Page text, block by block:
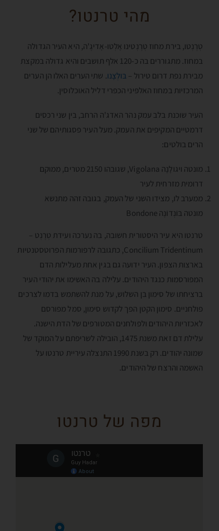
מהי טרנטו?
טְרֶנְטו, בירת מחוז טְרֶנְטינו אָלְטו-אָדיגֶ'ה, היא העיר הגדולה
במחוז. מתגוררים בה כ-120 אלף תושבים והיא גדולה במקצת
מבירת נפת דרום טירול – בּולְצָנו. שתי הערים האלו הן הערים
המרכזיות במחוז האלפּיני הכפרי דליל האוכלוסין.
העיר שוכנת בלב עמק נהר האדג'ה הרחב, בין שני רכסים
דרמטיים המקיפים את העמק. מעל העיר פסגותיהם של שני
הרים בולטים:
מונטה ויגולָנָה Vigolana, שגובהו 2150 מטרים, ממוקם
דרומית מזרחית לעיר
ממערב לו, מצידו השני של העמק, בגובה זהה מתנשא
מונטה בּוֹנְדוֹנֶה Bondone
טרנטו היא עיר היסטורית חשובה, בה נערכה ועידת טְרֶנְט –
Concilium Tridentinum, כתגובה לרפורמות הפרוטסטנטיות
בארצות הצפון. העיר ידועה גם בגין אחת מעלילות הדם
המפורסמות כנגד היהודים. עלילה בה האשימו את יהודי העיר
ברציחתו של סימון בן השלוש, על מנת להשתמש בדמו לצרכים
פולחניים. סימון הקטן הפך לקדוש סימון, סמל מפורסם
לאכזריות היהודים ולפולחנים המטורפים של הדת הישנה.
עלילת דם זאת משנת 1475, הובילה לשריפתם על המוקד של
שמונה יהודים. רק בשנת 1990 התנצלה עיריית טרנטו על
האשמה והרצח של היהודים.
מפה של טרנטו